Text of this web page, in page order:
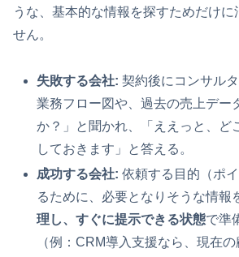
うな、基本的な情報を探すためだけに
せん。
失敗する会社: 契約後にコンサル
業務フロー図や、過去の売上デー
か？」と聞かれ、「ええっと、
しておきます」と答える。
成功する会社: 依頼する目的（ポ
るために、必要となりそうな情報
理し、すぐに提示できる状態で準
（例：CRM導入支援なら、現在